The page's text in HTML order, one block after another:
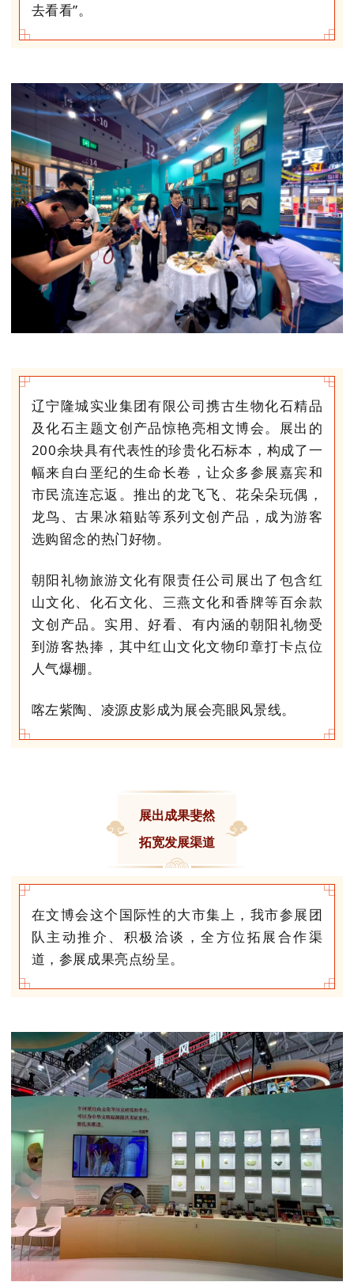
去看看”。
辽宁隆城实业集团有限公司携古生物化石精品
及化石主题文创产品惊艳亮相文博会。展出的
200余块具有代表性的珍贵化石标本，构成了一
幅来自白垩纪的生命长卷，让众多参展嘉宾和
市民流连忘返。推出的龙飞飞、花朵朵玩偶，
龙鸟、古果冰箱贴等系列文创产品，成为游客
选购留念的热门好物。
朝阳礼物旅游文化有限责任公司展出了包含红
山文化、化石文化、 三燕文化和香牌等百余款
文创产品。实用、好看、有内涵的朝阳礼物受
到游客热捧，其中红山文化文物印章打卡点位
人气爆棚。
喀左紫陶、 凌源皮影成为展会亮眼风景线。
展出成果斐然
拓宽发展渠道
在文博会这个国际性的大市集上，我市参展团
队主动推介、积极洽谈，全方位拓展合作渠
道，参展成果亮点纷呈。